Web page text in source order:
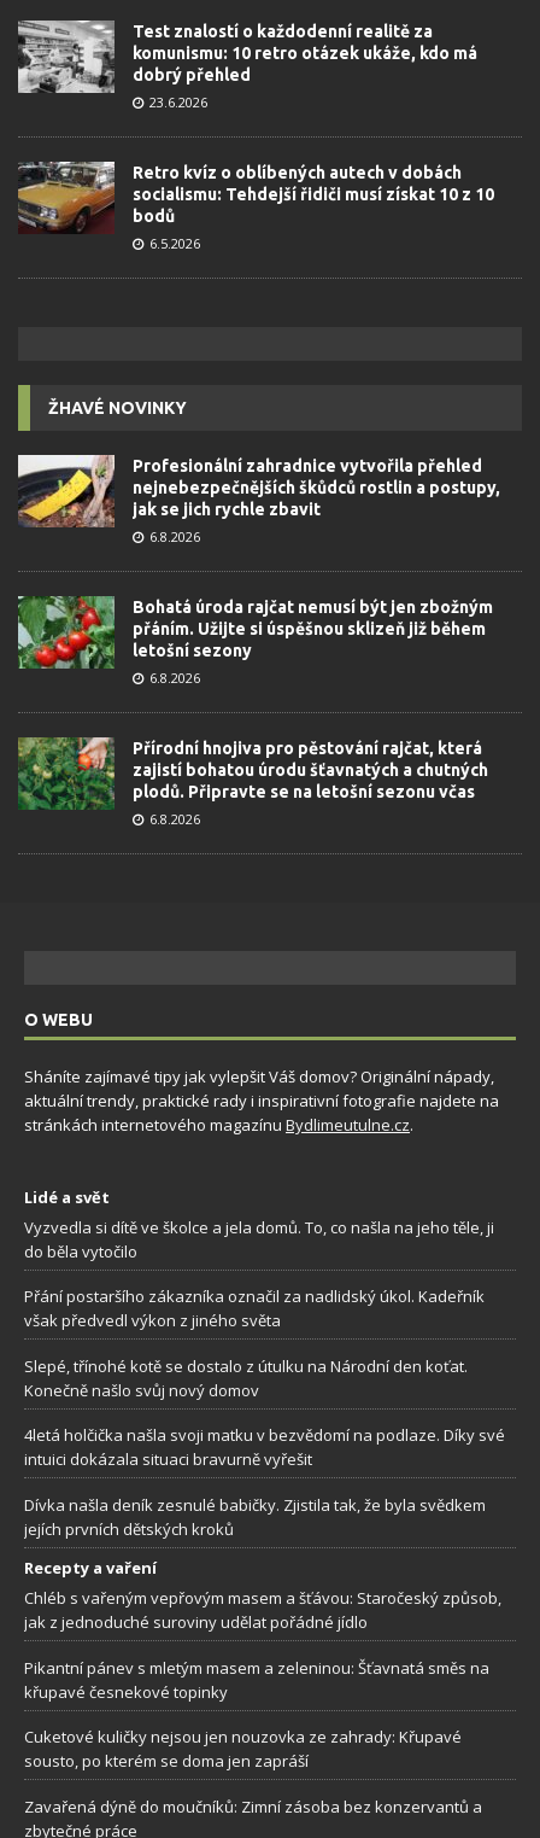
Test znalostí o každodenní realitě za
komunismu: 10 retro otázek ukáže, kdo má
dobrý přehled
23.6.2026
Retro kvíz o oblíbených autech v dobách
socialismu: Tehdejší řidiči musí získat 10 z 10
bodů
6.5.2026
ŽHAVÉ NOVINKY
Profesionální zahradnice vytvořila přehled
nejnebezpečnějších škůdců rostlin a postupy,
jak se jich rychle zbavit
6.8.2026
Bohatá úroda rajčat nemusí být jen zbožným
přáním. Užijte si úspěšnou sklizeň již během
letošní sezony
6.8.2026
Přírodní hnojiva pro pěstování rajčat, která
zajistí bohatou úrodu šťavnatých a chutných
plodů. Připravte se na letošní sezonu včas
6.8.2026
O WEBU
Sháníte zajímavé tipy jak vylepšit Váš domov? Originální nápady,
aktuální trendy, praktické rady i inspirativní fotografie najdete na
stránkách internetového magazínu Bydlimeutulne.cz.
Lidé a svět
Vyzvedla si dítě ve školce a jela domů. To, co našla na jeho těle, ji
do běla vytočilo
Přání postaršího zákazníka označil za nadlidský úkol. Kadeřník
však předvedl výkon z jiného světa
Slepé, třínohé kotě se dostalo z útulku na Národní den koťat.
Konečně našlo svůj nový domov
4letá holčička našla svoji matku v bezvědomí na podlaze. Díky své
intuici dokázala situaci bravurně vyřešit
Dívka našla deník zesnulé babičky. Zjistila tak, že byla svědkem
jejích prvních dětských kroků
Recepty a vaření
Chléb s vařeným vepřovým masem a šťávou: Staročeský způsob,
jak z jednoduché suroviny udělat pořádné jídlo
Pikantní pánev s mletým masem a zeleninou: Šťavnatá směs na
křupavé česnekové topinky
Cuketové kuličky nejsou jen nouzovka ze zahrady: Křupavé
sousto, po kterém se doma jen zapráší
Zavařená dýně do moučníků: Zimní zásoba bez konzervantů a
zbytečné práce